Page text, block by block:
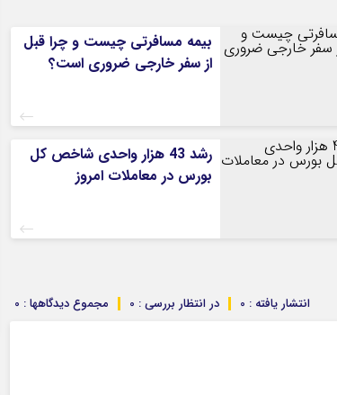
بیمه مسافرتی چیست و چرا قبل
از سفر خارجی ضروری است؟
رشد 43 هزار واحدی شاخص کل
بورس در معاملات امروز
مجموع دیدگاهها : 0 در انتظار بررسی : 0 انتشار یافته : 0